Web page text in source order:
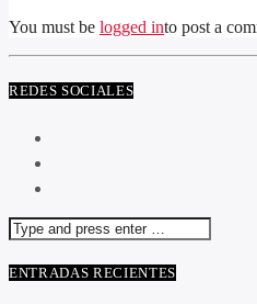
You must be logged into post a
REDES SOCIALES
ENTRADAS RECIENTES